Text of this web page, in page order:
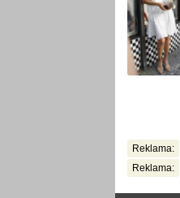
Reklama:
Reklama: